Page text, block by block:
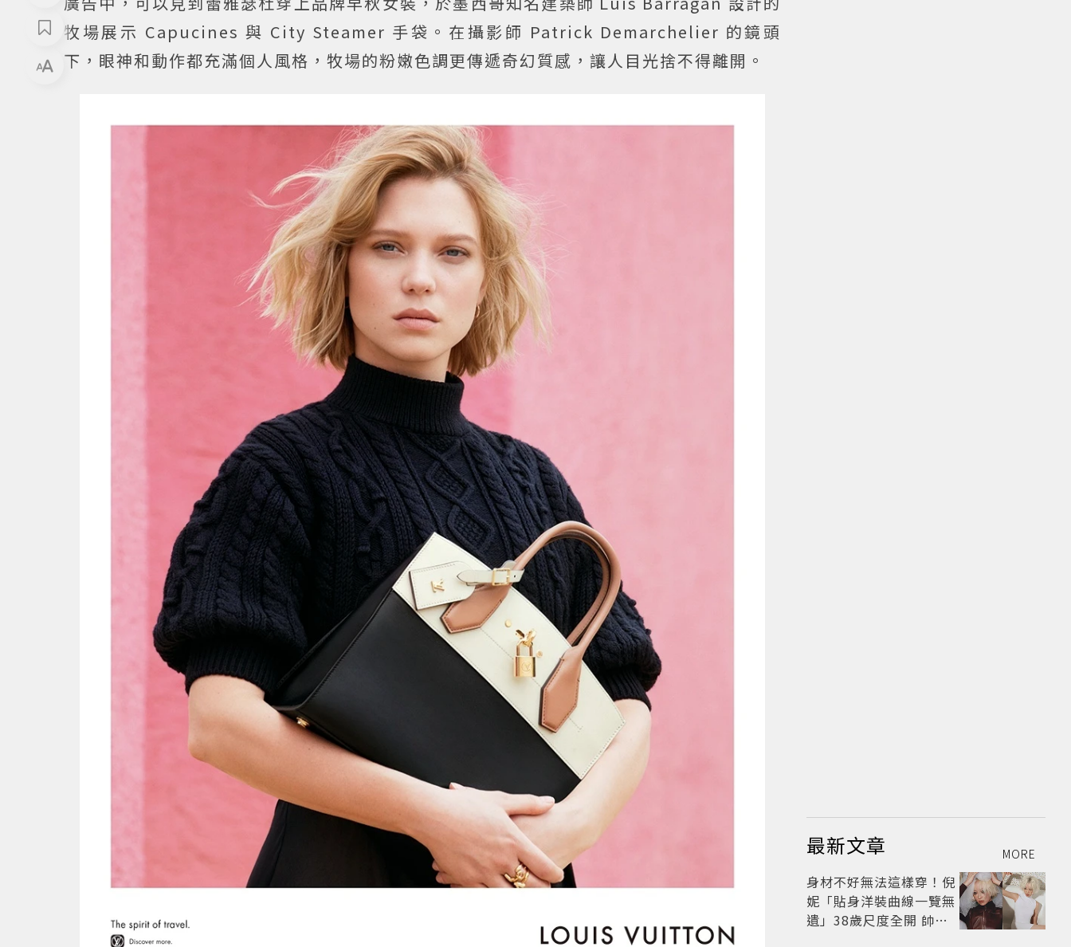
牧場展示 Capucines 與 City Steamer 手袋。在攝影師 Patrick Demarchelier 的鏡頭
下，眼神和動作都充滿個人風格，牧場的粉嫩色調更傳遞奇幻質感，讓人目光捨不得離開。
最新文章 MORE
身材不好無法這樣穿！倪
妮「貼身洋裝曲線一覽無
遺」38歲尺度全開 帥氣